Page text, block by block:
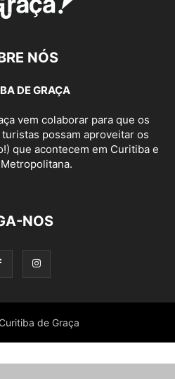
NÓS
DE GRAÇA
vem colaborar para que os
possam aproveitar os
que acontecem em Curitiba e
NOS
de Graça